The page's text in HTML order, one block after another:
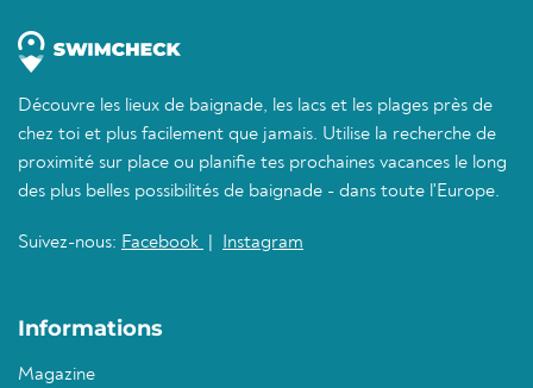
Découvre les lieux de baignade, les lacs et les plages près de
chez toi et plus facilement que jamais. Utilise la recherche de
proximité sur place ou planifie tes prochaines vacances le long
des plus belles possibilités de baignade - dans toute l'Europe.
Suivez-nous: Facebook Instagram
Informations
Magazine